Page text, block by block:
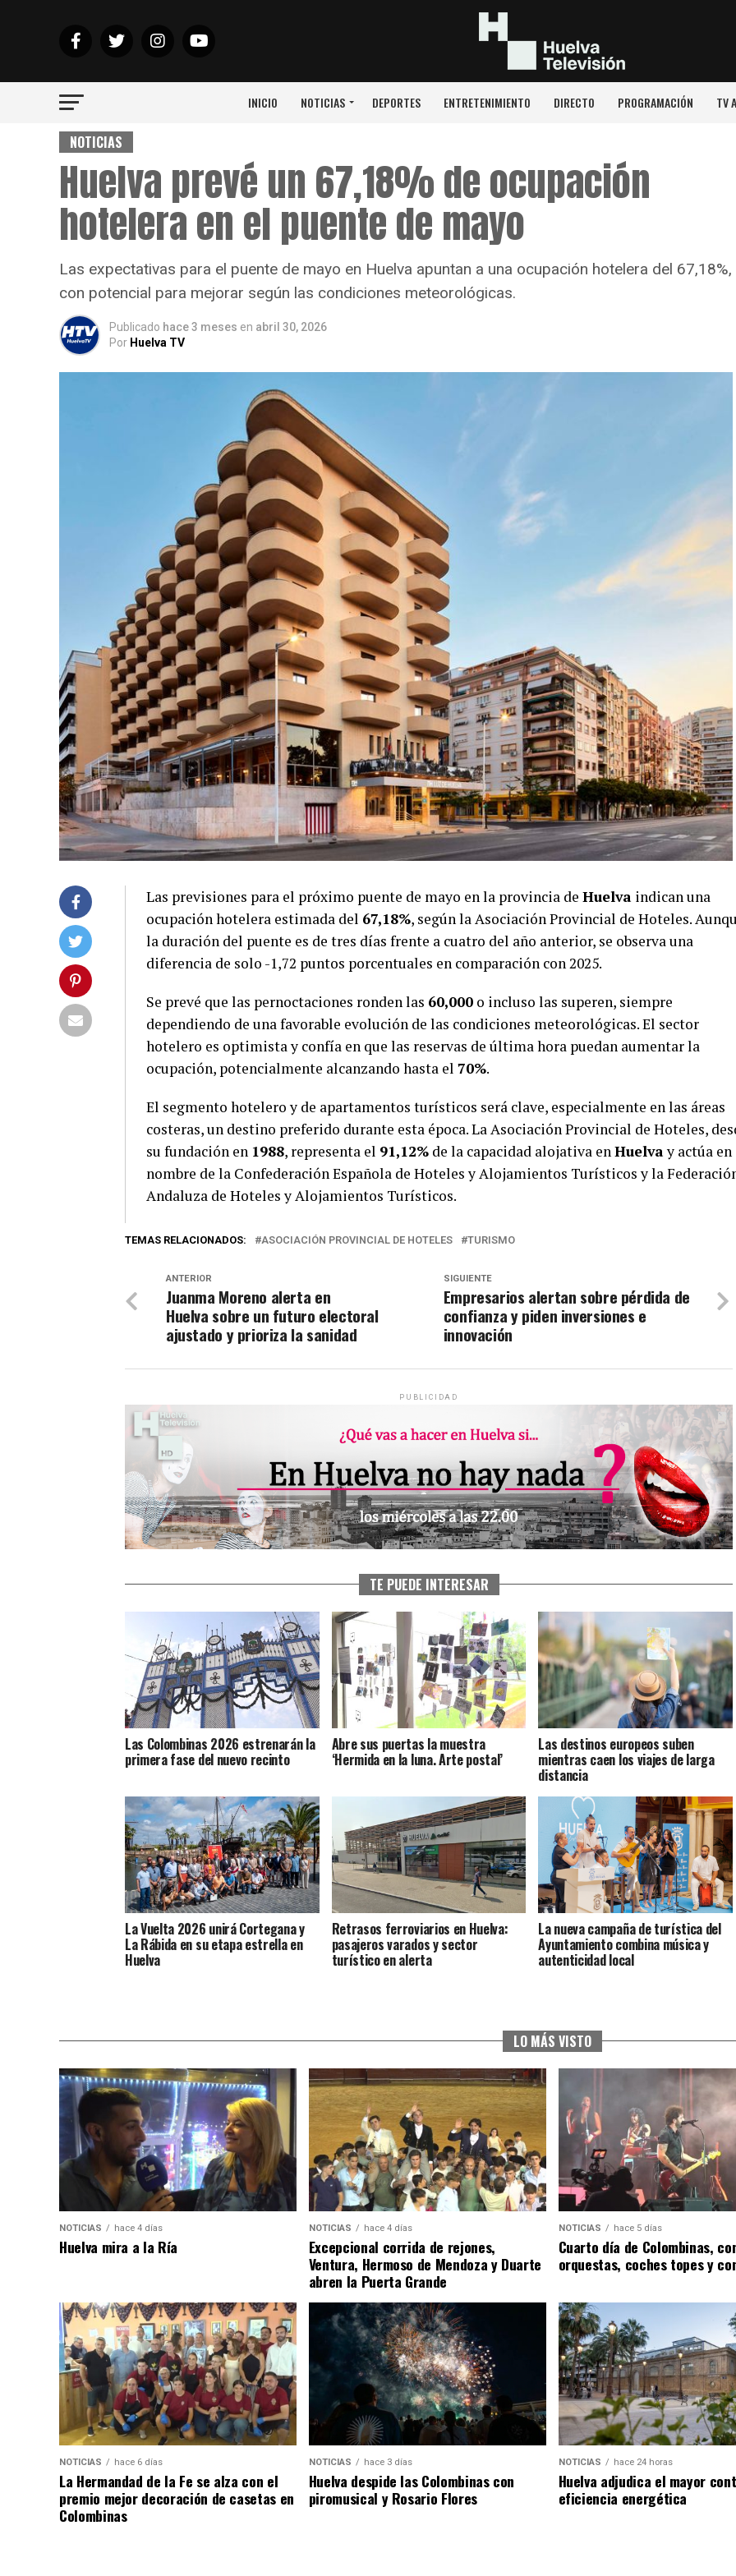
INICIO NOTICIAS DEPORTES ENTRETENIMIENTO DIRECTO PROGRAMACIÓN TV
NOTICIAS
Huelva prevé un 67,18% de ocupación
hotelera en el puente de mayo
Las expectativas para el puente de mayo en Huelva apuntan a una ocupación hotelera del 67,18%,
con potencial para mejorar según las condiciones meteorológicas.
Publicado hace 3 meses en abril 30, 2026
Por Huelva TV
Las previsiones para el próximo puente de mayo en la provincia de Huelva indican una
ocupación hotelera estimada del 67,18%, según la Asociación Provincial de Hoteles.
la duración del puente es de tres días frente a cuatro del año anterior, se observa una
diferencia de solo -1,72 puntos porcentuales en comparación con 2025.
Se prevé que las pernoctaciones ronden las 60,000 o incluso las superen, siempre
dependiendo de una favorable evolución de las condiciones meteorológicas. El sector
hotelero es optimista y confía en que las reservas de última hora puedan aumentar la
ocupación, potencialmente alcanzando hasta el 70%.
El segmento hotelero y de apartamentos turísticos será clave, especialmente en las áreas
costeras, un destino preferido durante esta época. La Asociación Provincial de Hoteles,
su fundación en 1988, representa el 91,12% de la capacidad alojativa enHuelvay actúa en
nombre de la Confederación Española de Hoteles y Alojamientos Turísticos y la
Andaluza de Hoteles y Alojamientos Turísticos.
TEMAS RELACIONADOS: ASOCIACIÓN PROVINCIAL DE HOTELES TURISMO
SIGUIENTE
Empresarios alertan sobre pérdida de
confianza y piden inversiones e
innovación
ANTERIOR
Juanma Moreno alerta en
Huelva sobre un futuro electoral
ajustado y prioriza la sanidad
PUBLICIDAD
TE PUEDE INTERESAR
Las Colombinas 2026 estrenarán la
primera fase del nuevo recinto
Abre sus puertas la muestra
‘Hermida en la luna. Arte postal’
Las destinos europeos suben
mientras caen los viajes de larga
distancia
La Vuelta 2026 unirá Cortegana y
La Rábida en su etapa estrella en
Huelva
Retrasos ferroviarios en Huelva:
pasajeros varados y sector
turístico en alerta
La nueva campaña de turística del
Ayuntamiento combina música y
autenticidad local
LO MÁS VISTO
NOTICIAS hace 4 días
Huelva mira a la Ría
NOTICIAS hace 4 días
Excepcional corrida de rejones,
Ventura, Hermoso de Mendoza y Duarte
abren la Puerta Grande
NOTICIAS hace 5 días
Cuarto día de Colombinas,
orquestas, coches topes y
NOTICIAS hace 6 días
La Hermandad de la Fe se alza con el
premio mejor decoración de casetas en
Colombinas
NOTICIAS hace 3 días
Huelva despide las Colombinas con
piromusical y Rosario Flores
NOTICIAS hace 24 horas
Huelva adjudica el mayor
eficiencia energética